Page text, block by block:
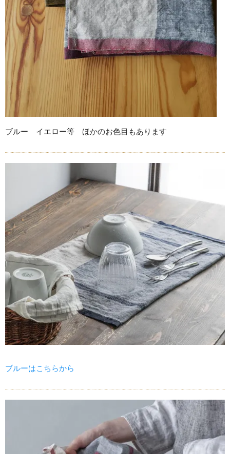
ブルー イエロー等 ほかのお色目もあります
ブルーはこちらから